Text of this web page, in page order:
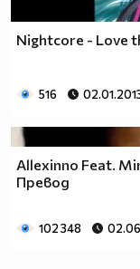
Nightcore - Love
516
Allexinno Feat.
Превод
102 348